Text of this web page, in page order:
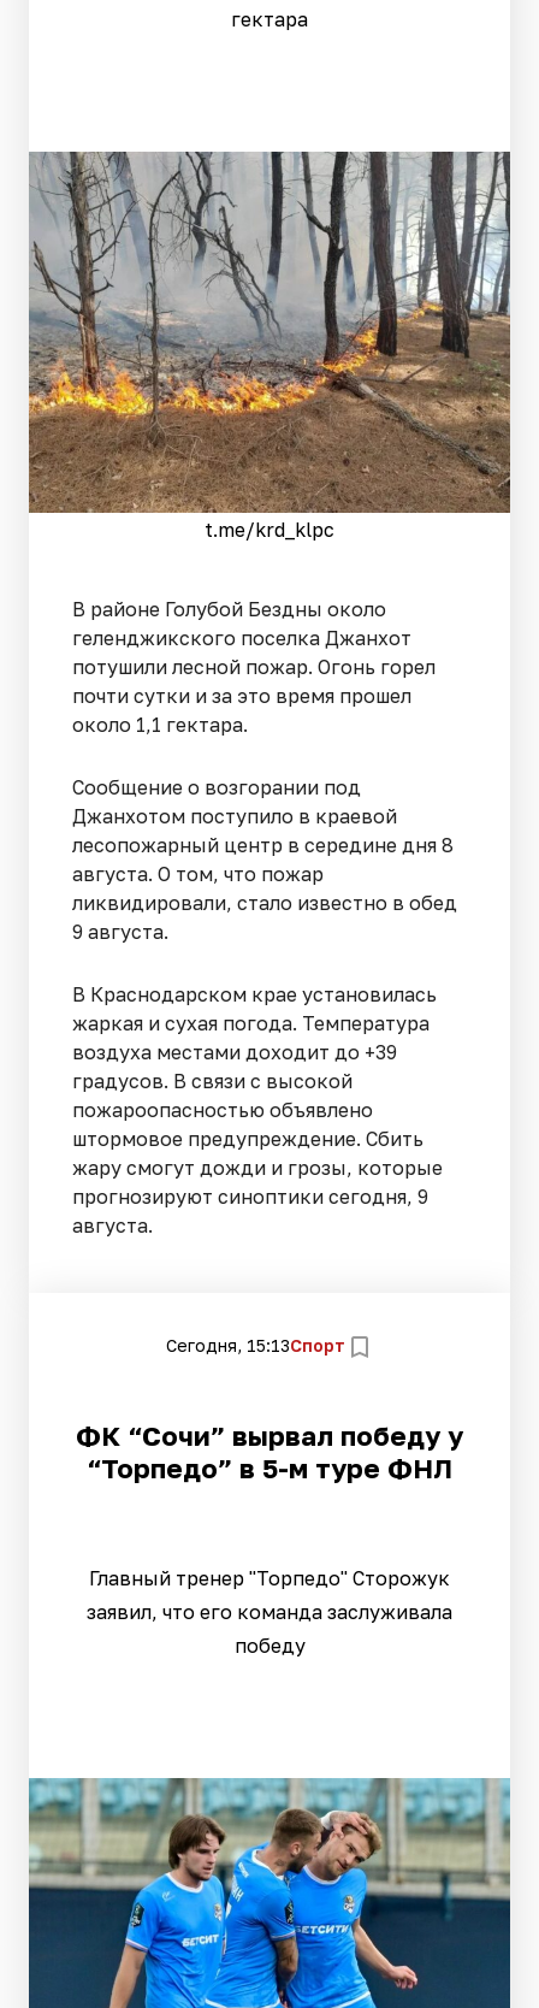
гектара
t.me/krd_klpc
В районе Голубой Бездны около
геленджикского поселка Джанхот
потушили лесной пожар. Огонь горел
почти сутки и за это время прошел
около 1,1 гектара.
Сообщение о возгорании под
Джанхотом поступило в краевой
лесопожарный центр в середине дня 8
августа. О том, что пожар
ликвидировали, стало известно в обед
9 августа.
В Краснодарском крае установилась
жаркая и сухая погода. Температура
воздуха местами доходит до +39
градусов. В связи с высокой
пожароопасностью объявлено
штормовое предупреждение. Сбить
жару смогут дожди и грозы, которые
прогнозируют синоптики сегодня, 9
августа.
Сегодня, 15:13Спорт
ФК “Сочи” вырвал победу у
“Торпедо” в 5-м туре ФНЛ
Главный тренер "Торпедо" Сторожук
заявил, что его команда заслуживала
победу